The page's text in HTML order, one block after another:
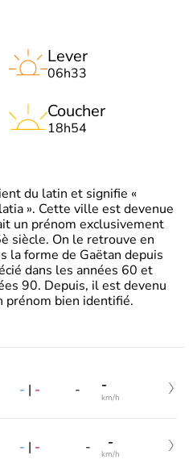
Lever
06h33
Coucher
18h54
du latin et signifie «
». Cette ville est devenue
un prénom exclusivement
siècle. On le retrouve en
la forme de Gaëtan depuis
dans les années 60 et
90. Depuis, il est devenu
prénom bien identifié.
- | - - -
km/h
- | - - -
km/h